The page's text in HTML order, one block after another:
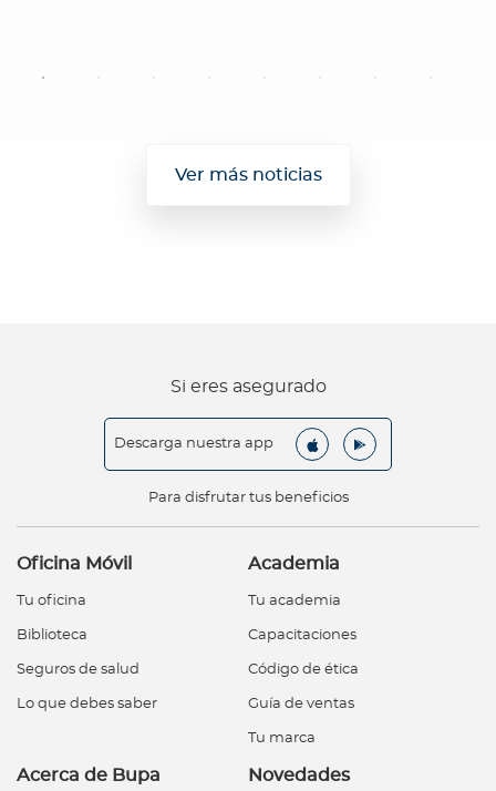
Ver más noticias
Si eres asegurado
Descarga nuestra app
Para disfrutar tus beneficios
Oficina Móvil
Tu oficina
Biblioteca
Seguros de salud
Lo que debes saber
Academia
Tu academia
Capacitaciones
Código de ética
Guía de ventas
Tu marca
Acerca de Bupa Novedades